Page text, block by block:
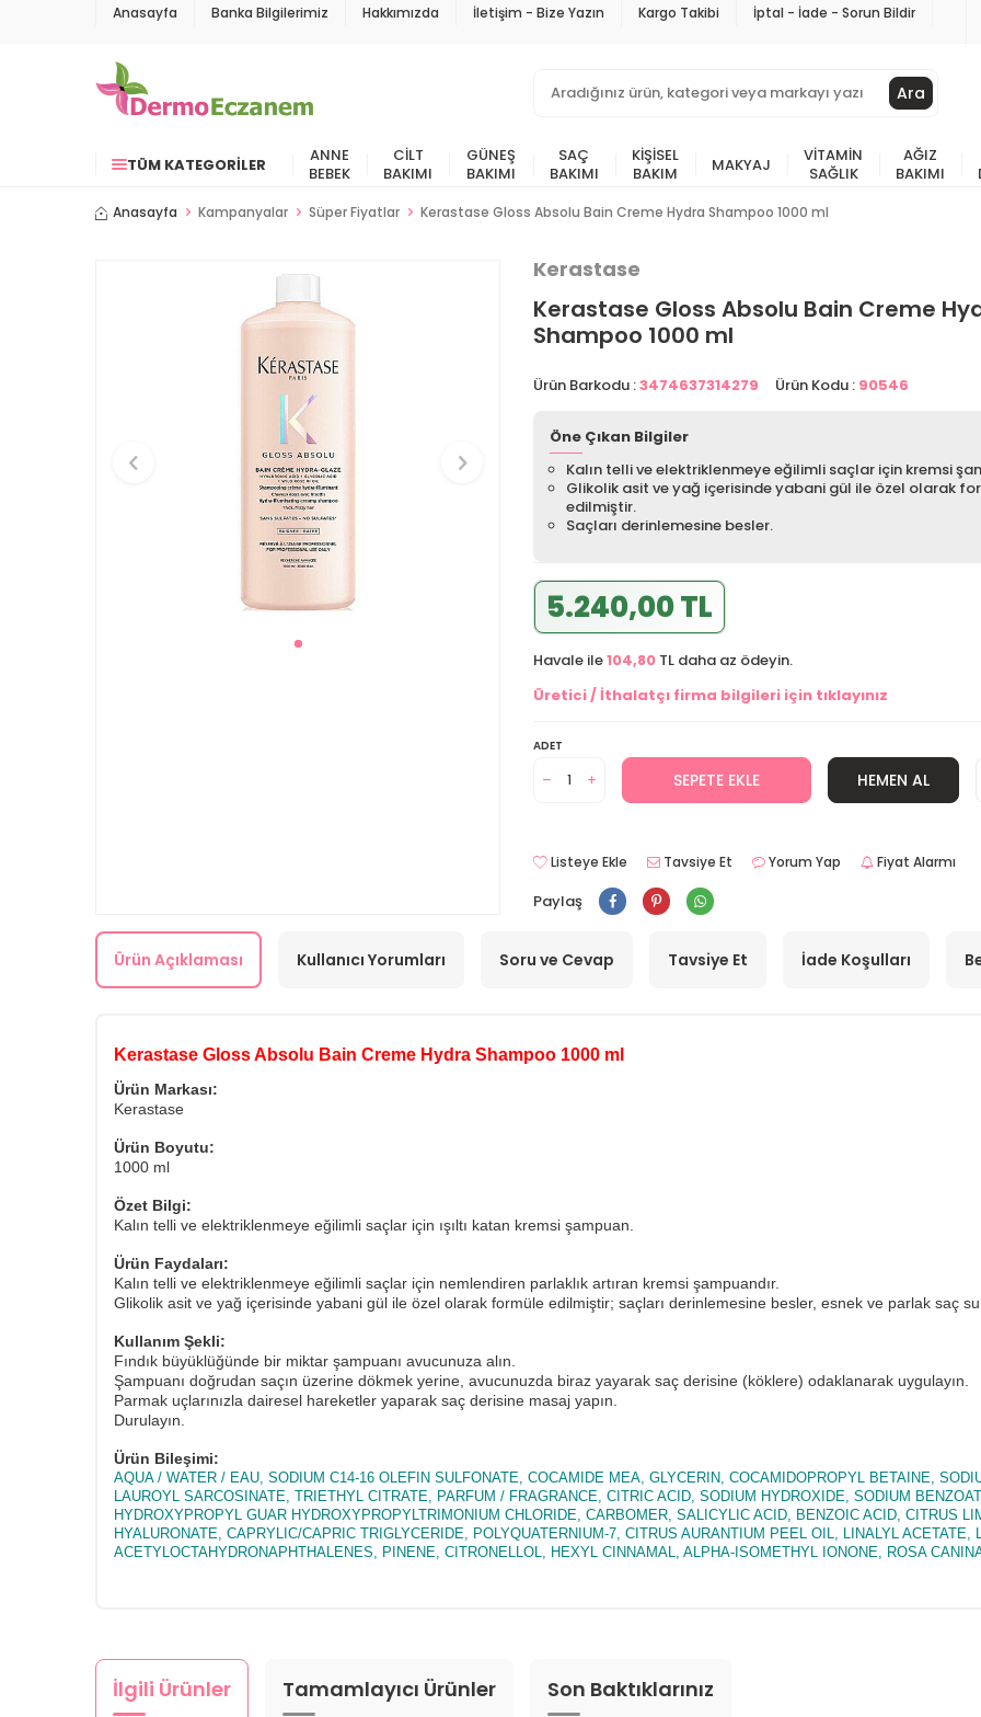
Anasayfa Banka Bilgilerimiz Hakkımızda İletişim - Bize Yazın Kargo Takibi İptal - İade - Sorun Bildir
Ara
TÜM KATEGORILER
ANNE
BEBEK
CILT
BAKIMI
GÜNEŞ
BAKIMI
SAÇ
BAKIMI
KIŞISEL
BAKIM
MAKYAJ
VITAMIN
SAĞLIK
AĞIZ
BAKIMI
Anasayfa Kampanyalar Süper Fiyatlar Kerastase Gloss Absolu Bain Creme Hydra Shampoo 1000 ml
Kerastase
Kerastase Gloss Absolu Bain Creme
Shampoo 1000 ml
Ürün Barkodu :3474637314279 Ürün Kodu : 90546
Öne Çıkan Bilgiler
Kalın telli ve elektriklenmeye eğilimli saçlar için kremsi
Glikolik asit ve yağ içerisinde yabani gül ile özel olarak
edilmiştir.
Saçları derinlemesine besler.
5.240,00 TL
Havale ile104,80 TL daha az ödeyin.
Üretici / İthalatçı firma bilgileri için tıklayınız
ADET
SEPETE EKLE HEMEN AL
Listeye Ekle Tavsiye Et Yorum Yap Fiyat Alarmı
Paylaş
Ürün Açıklaması Kullanıcı Yorumları Soru ve Cevap Tavsiye Et İade Koşulları
Kerastase Gloss Absolu Bain Creme Hydra Shampoo 1000 ml
Ürün Markası:
Kerastase
Ürün Boyutu:
1000 ml
Özet Bilgi:
Kalın telli ve elektriklenmeye eğilimli saçlar için ışıltı katan kremsi şampuan.
Ürün Faydaları:
Kalın telli ve elektriklenmeye eğilimli saçlar için nemlendiren parlaklık artıran kremsi şampuandır.
Glikolik asit ve yağ içerisinde yabani gül ile özel olarak formüle edilmiştir; saçları derinlemesine besler, esnek ve parlak saç
Kullanım Şekli:
Fındık büyüklüğünde bir miktar şampuanı avucunuza alın.
Şampuanı doğrudan saçın üzerine dökmek yerine, avucunuzda biraz yayarak saç derisine (köklere) odaklanarak uygulayın.
Parmak uçlarınızla dairesel hareketler yaparak saç derisine masaj yapın.
Durulayın.
Ürün Bileşimi:
AQUA / WATER / EAU, SODIUM C14-16 OLEFIN SULFONATE, COCAMIDE MEA, GLYCERIN, COCAMIDOPROPYL BETAINE,
LAUROYL SARCOSINATE, TRIETHYL CITRATE, PARFUM / FRAGRANCE, CITRIC ACID, SODIUM HYDROXIDE, SODIUM
HYDROXYPROPYL GUAR HYDROXYPROPYLTRIMONIUM CHLORIDE, CARBOMER, SALICYLIC ACID, BENZOIC ACID, CITRUS
HYALURONATE, CAPRYLIC/CAPRIC TRIGLYCERIDE, POLYQUATERNIUM-7, CITRUS AURANTIUM PEEL OIL, LINALYL ACETATE,
ACETYLOCTAHYDRONAPHTHALENES, PINENE, CITRONELLOL, HEXYL CINNAMAL, ALPHA-ISOMETHYL IONONE, ROSA
İlgili Ürünler Tamamlayıcı Ürünler Son Baktıklarınız